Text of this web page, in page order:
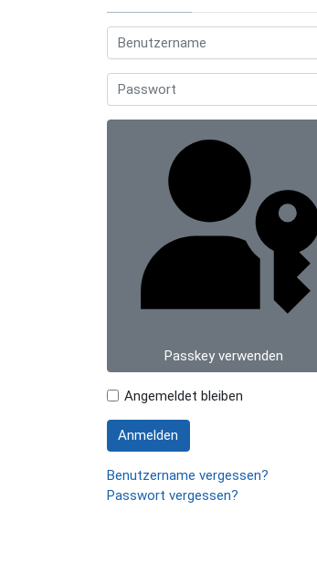
Passkey verwenden
Angemeldet bleiben
Anmelden
Benutzername vergessen?
Passwort vergessen?